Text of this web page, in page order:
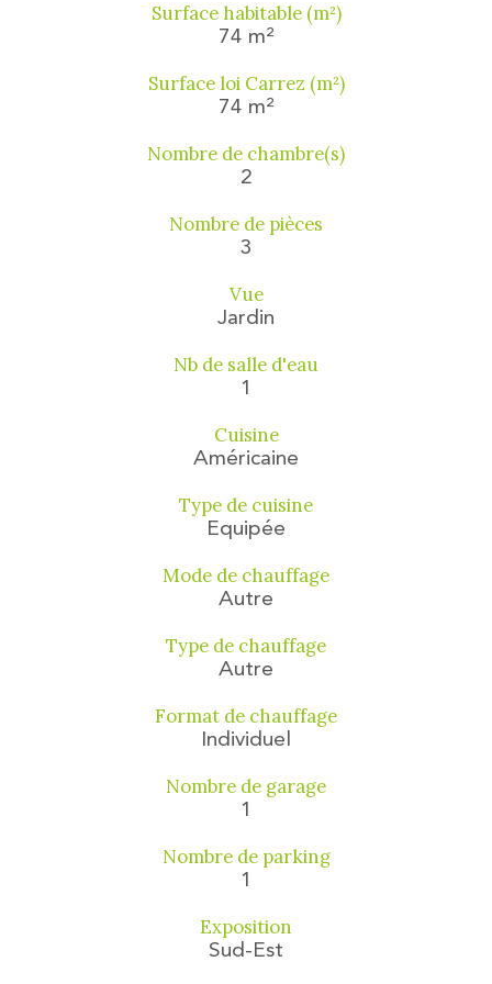
Surface habitable (m²)
74 m²
Surface loi Carrez (m²)
74 m²
Nombre de chambre(s)
2
Nombre de pièces
3
Vue
Jardin
Nb de salle d'eau
1
Cuisine
Américaine
Type de cuisine
Equipée
Mode de chauffage
Autre
Type de chauffage
Autre
Format de chauffage
Individuel
Nombre de garage
1
Nombre de parking
1
Exposition
Sud-Est